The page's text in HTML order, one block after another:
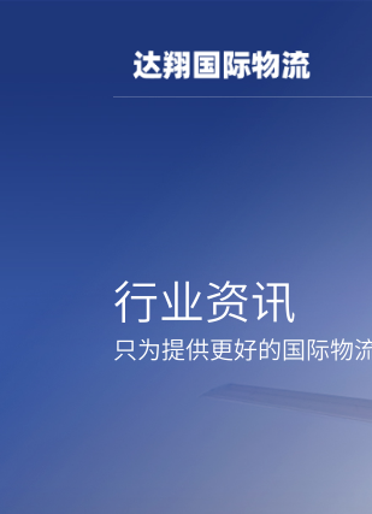
行业资讯
只为提供更好的国际物